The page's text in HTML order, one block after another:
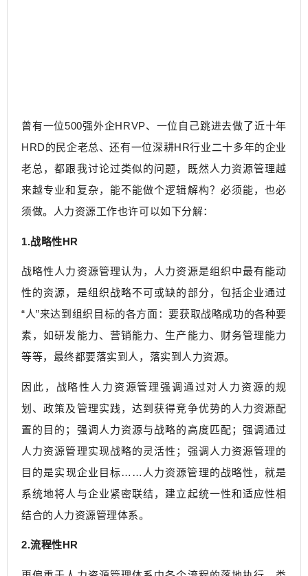
曾有一位500强外企HRVP、一位自己跳进去做了近十年
HRD的民企老总、还有一位深耕HR行业二十多年的企业
老总，都跟我讨论过类似的问题，既然人力资源管理越
来越专业和复杂，能不能做个逻辑解构？必须能，也必
须做。人力资源工作也许可以如下分解：
1.战略性HR
战略性人力资源管理认为，人力资源是组织中最有能动
性的资源，是组织战略不可或缺的部分，包括企业通过
“人”来达到组织目标的各方面：要获取战略成功的各种要
素，如研发能力、营销能力、生产能力、财务管理能力
等等，最终都要落实到人，落实到人力资源。
因此，战略性人力资源管理强调通过对人力资源的规
划、政策及管理实践，达到获得竞争优势的人力资源配
置的目的；强调人力资源与战略的高度匹配；强调通过
人力资源管理实现战略的灵活性；强调人力资源管理的
目的是实现企业目标……人力资源管理的战略性，就是
系统地将人与企业紧密联结，建立起统一性和适应性相
结合的人力资源管理体系。
2.流程性HR